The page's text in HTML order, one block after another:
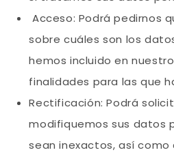
Acceso: Podrá pedirnos
sobre cuáles son los
hemos incluido en
finalidades para las que
Rectificación: Podrá
modifiquemos sus datos
sean inexactos, así